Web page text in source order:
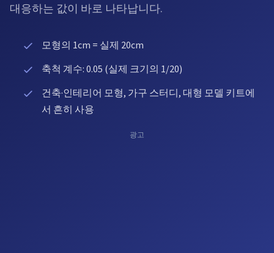
대응하는 값이 바로 나타납니다.
모형의 1cm = 실제 20cm
축척 계수: 0.05 (실제 크기의 1/20)
건축·인테리어 모형, 가구 스터디, 대형 모델 키트에
서 흔히 사용
광고